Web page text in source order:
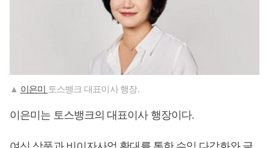
▲ 이은미 토스뱅크 대표이사 행장.
이은미는 토스뱅크의 대표이사 행장이다.